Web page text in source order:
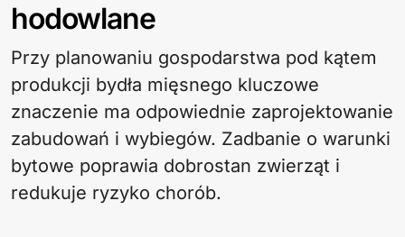
hodowlane
Przy planowaniu gospodarstwa pod kątem
produkcji bydła mięsnego kluczowe
znaczenie ma odpowiednie zaprojektowanie
zabudowań i wybiegów. Zadbanie o warunki
bytowe poprawia dobrostan zwierząt i
redukuje ryzyko chorób.